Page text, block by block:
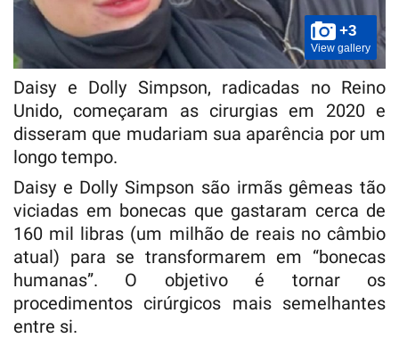
+3
View gallery
Daisy e Dolly Simpson, radicadas no Reino
Unido, começaram as cirurgias em 2020 e
disseram que mudariam sua aparência por um
longo tempo.
Daisy e Dolly Simpson são irmãs gêmeas tão
viciadas em bonecas que gastaram cerca de
160 mil libras (um milhão de reais no câmbio
atual) para se transformarem em “bonecas
humanas”. O objetivo é tornar os
procedimentos cirúrgicos mais semelhantes
entre si.